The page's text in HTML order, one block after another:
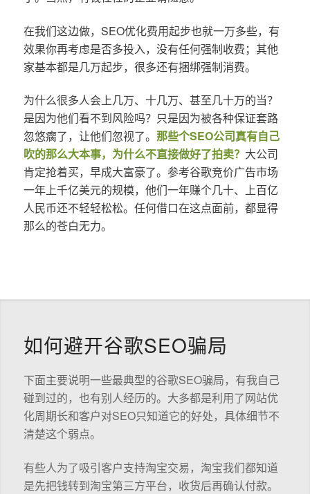
在我们这边做，SEO优化费用起步也就一万多些，有
效果你再考虑是否多投入，没有任何强制收费；其他
家基本都是几万起步，很多还有捆绑强制消费。
为什么很多人会上几万、十几万、甚至几十万的当？
是因为他们看不到风险吗？只是因为被各种保证套路
忽悠瘸了，让他们忽视了。 那些个SEO公司真有自己
吹的那么大本事，为什么不直接做好了拍卖？ 大公司
肯定抢着买，早成大富豪了。参考谷歌竞价广告市场
一年上千亿美元的规模，他们一年赚个几十、上百亿
人民币还不轻轻松松。任何借口在这点面前，都显得
那么的苍白无力。
如何避开谷歌SEO骗局
下面主要说明一些最典型的谷歌SEO骗局，有我自己
碰到过的，也有别人经历的。大多都是利用了网站优
化周期长和客户对SEO只知道它的好处，具体细节不
清楚这个弱点。
有些人为了吸引客户支持淘宝交易，淘宝我们都知道
是先把钱转到淘宝第三方平台，收货后再确认付款。